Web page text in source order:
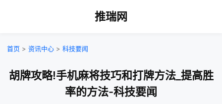
推瑞网
首页 > 资讯中心 > 科技要闻
胡牌攻略!手机麻将技巧和打牌方法_提高胜
率的方法-科技要闻